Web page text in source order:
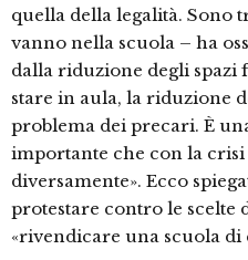
quella della legalità. Sono
vanno nella scuola – ha
dalla riduzione degli
stare in aula, la riduzione
problema dei precari. È
importante che con la
diversamente». Ecco
protestare contro le scelte
«rivendicare una scuola di